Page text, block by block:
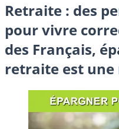
Retraite : des
pour vivre
des Français,
retraite est une